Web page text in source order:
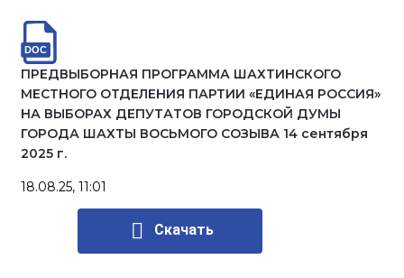
ПРЕДВЫБОРНАЯ ПРОГРАММА ШАХТИНСКОГО
МЕСТНОГО ОТДЕЛЕНИЯ ПАРТИИ «ЕДИНАЯ РОССИЯ»
НА ВЫБОРАХ ДЕПУТАТОВ ГОРОДСКОЙ ДУМЫ
ГОРОДА ШАХТЫ ВОСЬМОГО СОЗЫВА 14 сентября
2025 г.
18.08.25, 11:01
Скачать